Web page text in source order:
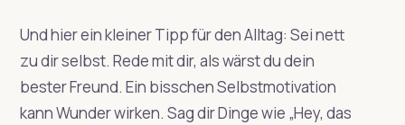
Und hier ein kleiner Tipp für den Alltag: Sei nett
zu dir selbst. Rede mit dir, als wärst du dein
bester Freund. Ein bisschen Selbstmotivation
kann Wunder wirken. Sag dir Dinge wie „Hey, das